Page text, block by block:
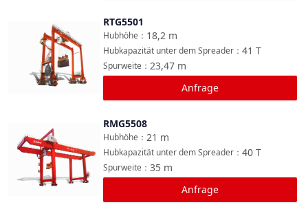
Vergleichen
RTG5501
18,2 m
Hubhöhe ：
41 T
Hubkapazität unter dem Spreader ：
23,47 m
Spurweite ：
Anfrage
Vergleichen
RMG5508
21 m
Hubhöhe ：
40 T
Hubkapazität unter dem Spreader ：
35 m
Spurweite ：
Anfrage